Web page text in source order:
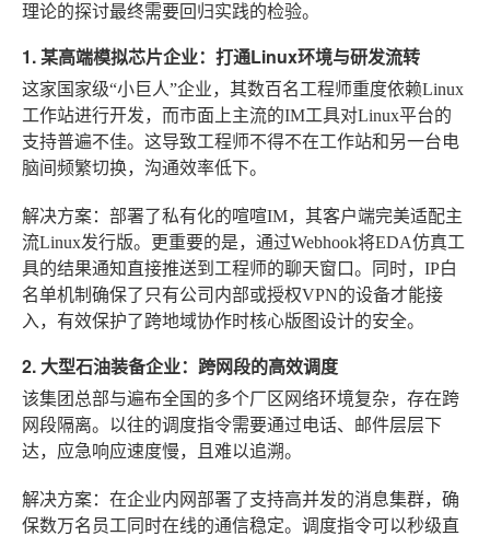
理论的探讨最终需要回归实践的检验。
1. 某高端模拟芯片企业：打通Linux环境与研发流转
这家国家级“小巨人”企业，其数百名工程师重度依赖Linux
工作站进行开发，而市面上主流的IM工具对Linux平台的
支持普遍不佳。这导致工程师不得不在工作站和另一台电
脑间频繁切换，沟通效率低下。
解决方案：部署了私有化的喧喧IM，其客户端完美适配主
流Linux发行版。更重要的是，通过Webhook将EDA仿真工
具的结果通知直接推送到工程师的聊天窗口。同时，IP白
名单机制确保了只有公司内部或授权VPN的设备才能接
入，有效保护了跨地域协作时核心版图设计的安全。
2. 大型石油装备企业：跨网段的高效调度
该集团总部与遍布全国的多个厂区网络环境复杂，存在跨
网段隔离。以往的调度指令需要通过电话、邮件层层下
达，应急响应速度慢，且难以追溯。
解决方案：在企业内网部署了支持高并发的消息集群，确
保数万名员工同时在线的通信稳定。调度指令可以秒级直